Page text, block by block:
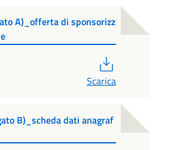
A)_offerta di sponsorizz
Scarica
B)_scheda dati anagraf